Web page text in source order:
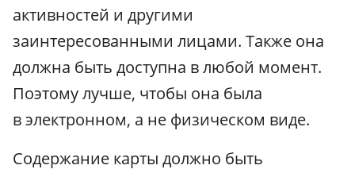
активностей и другими
заинтересованными лицами. Также она
должна быть доступна в любой момент.
Поэтому лучше, чтобы она была
в электронном, а не физическом виде.
Содержание карты должно быть